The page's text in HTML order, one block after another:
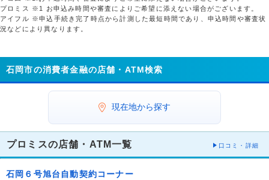
プロミス ※1 お申込み時間や審査によりご希望に添えない場合がございます。
アイフル ※申込手続き完了時点から計測した最短時間であり、申込時間や審査状
況などにより異なります。
石岡市の消費者金融の店舗・ATM検索
現在地から探す
プロミスの店舗・ATM一覧 口コミ・詳細
石岡６号旭台自動契約コーナー